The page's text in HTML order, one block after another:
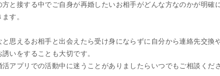
方と接する中でご自身が再婚したいお相手がどんな方なのかが明確
す。
と思えるお相手と出会えたら受け身にならずに自分から連絡先交換
誘いをすることも大切です。
活アプリでの活動中に迷うことがありましたらいつでもご相談くだ